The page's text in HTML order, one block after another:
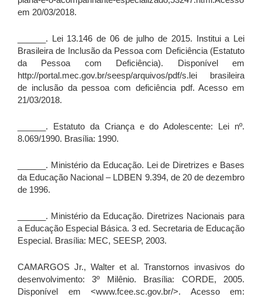
em 20/03/2018.
______. Lei 13.146 de 06 de julho de 2015. Institui a Lei
Brasileira de Inclusão da Pessoa com Deficiência (Estatuto
da Pessoa com Deficiência). Disponível em
http://portal.mec.gov.br/seesp/arquivos/pdf/s.lei brasileira
de inclusão da pessoa com deficiência pdf. Acesso em
21/03/2018.
______. Estatuto da Criança e do Adolescente: Lei nº.
8.069/1990. Brasília: 1990.
______. Ministério da Educação. Lei de Diretrizes e Bases
da Educação Nacional – LDBEN 9.394, de 20 de dezembro
de 1996.
______. Ministério da Educação. Diretrizes Nacionais para
a Educação Especial Básica. 3 ed. Secretaria de Educação
Especial. Brasília: MEC, SEESP, 2003.
CAMARGOS Jr., Walter et al. Transtornos invasivos do
desenvolvimento: 3º Milênio. Brasília: CORDE, 2005.
Disponível em <www.fcee.sc.gov.br/>. Acesso em: